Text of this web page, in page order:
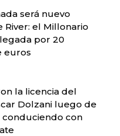
será nuevo
River: el Millonario
por 20
euros
la licencia del
Dolzani luego de
con